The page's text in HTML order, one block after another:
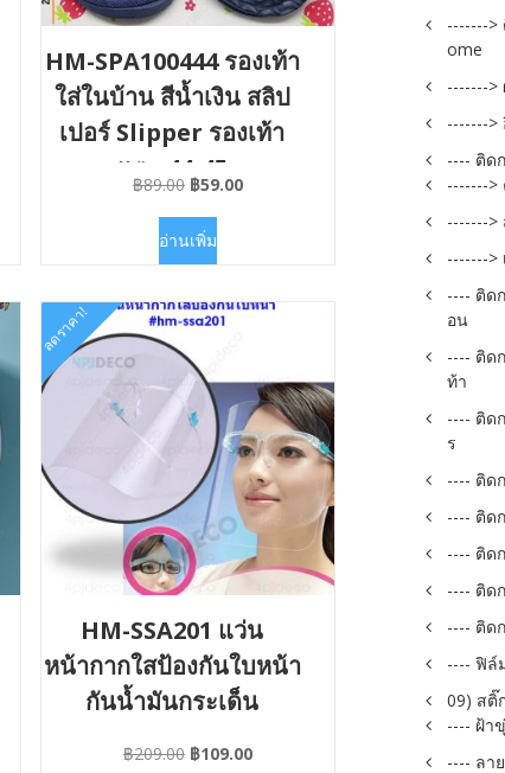
HM-SPA100444 รองเท้า
ใส่ในบ้าน สีน้ำเงิน สลิป
เปอร์ Slipper รองเท้า
แตะ 44-45
฿89.00 Original
was:
฿59.00Current
อ่านเพิ่ม
ลดราคา!
HM-SSA201 แว่น
หน้ากากใสป้องกันใบหน้า
กันน้ำมันกระเด็น
฿209.00 Original
฿109.00Current
-------
ome
------->
-------
---- ติด
------->
------->
------->
---- ติด
อน
---- ติด
ท้า
---- ติด
ร
---- ติด
---- ติด
---- ติด
---- ติด
---- ติด
---- ฟิล์
09) สติ๊
---- ฝ้า
---- ลา